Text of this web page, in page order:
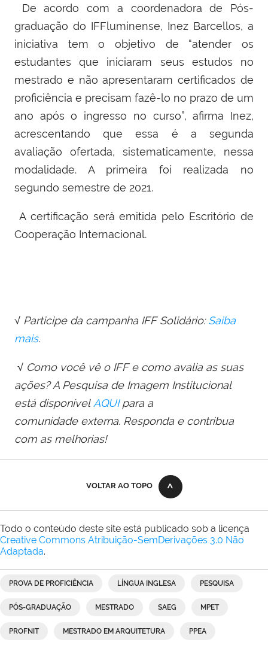
De acordo com a coordenadora de Pós-
graduação do IFFluminense, Inez Barcellos, a
iniciativa tem o objetivo de “atender os
estudantes que iniciaram seus estudos no
mestrado e não apresentaram certificados de
proficiência e precisam fazê-lo no prazo de um
ano após o ingresso no curso”, afirma Inez,
acrescentando que essa é a segunda
avaliação ofertada, sistematicamente, nessa
modalidade. A primeira foi realizada no
segundo semestre de 2021.
A certificação será emitida pelo Escritório de
Cooperação Internacional.
√ Participe da campanha IFF Solidário:Saiba
mais.
√ Como você vê o IFF e como avalia as suas
ações? A Pesquisa de Imagem Institucional
está disponívelAQUIpara a
comunidade externa. Responda e contribua
com as melhorias!
VOLTAR AO TOPO
Todo o conteúdo deste site está publicado sob a licença
Creative Commons Atribuição-SemDerivações 3.0 Não
Adaptada.
PROVA DE PROFICIÊNCIA LÍNGUA INGLESA PESQUISA
PÓS-GRADUAÇÃO MESTRADO SAEG MPET
PROFNIT MESTRADO EM ARQUITETURA PPEA